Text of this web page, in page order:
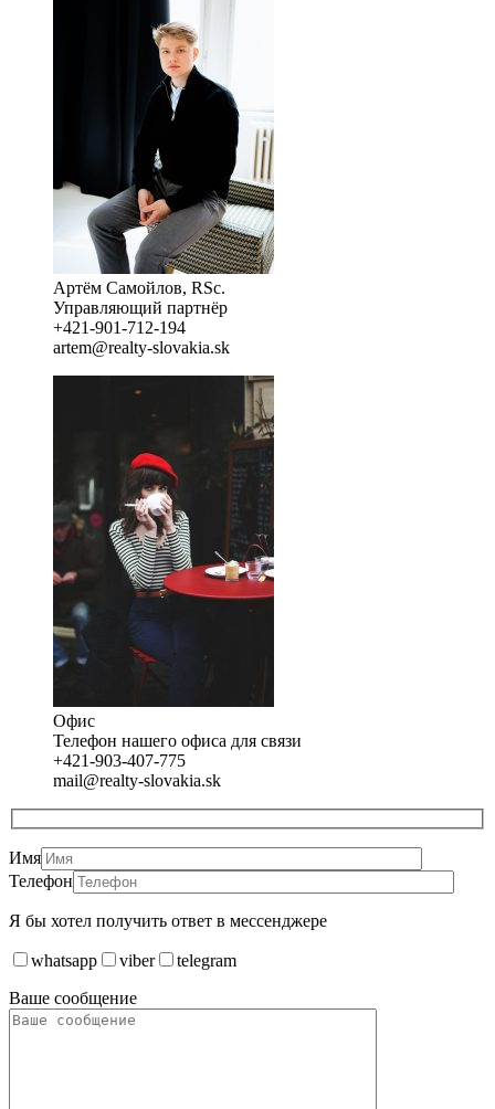
Артём Самойлов, RSc.
Управляющий партнёр
+421-901-712-194
artem@realty-slovakia.sk
Офис
Телефон нашего офиса для связи
+421-903-407-775
mail@realty-slovakia.sk
Имя
Телефон
Я бы хотел получить ответ в мессенджере
whatsapp viber
telegram
Ваше сообщение